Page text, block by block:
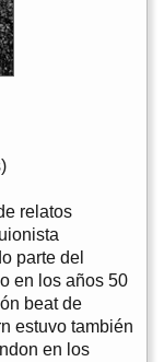
relatos
parte del
en los años 50
beat de
estuvo también
en los